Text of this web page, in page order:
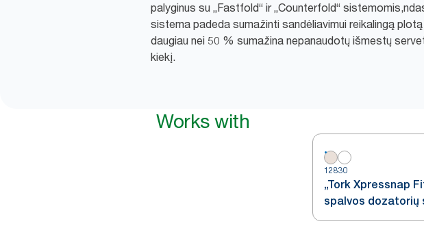
palyginus su „Fastfold“ ir „Counterfold“
sistema padeda sumažinti sandėliavimui reikalingą
daugiau nei 50 % sumažina nepanaudotų išmestų
kiekį.
Works with
12830
„Tork Xpressnap
spalvos dozatorių
N14